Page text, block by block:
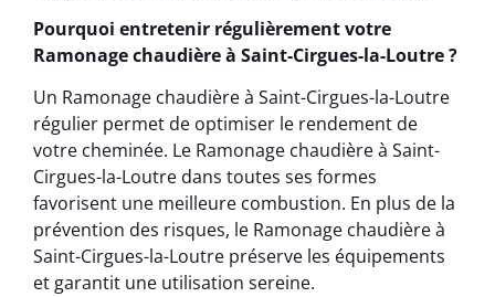
Pourquoi entretenir régulièrement votre
Ramonage chaudière à Saint-Cirgues-la-Loutre ?
Un Ramonage chaudière à Saint-Cirgues-la-Loutre
régulier permet de optimiser le rendement de
votre cheminée. Le Ramonage chaudière à Saint-
Cirgues-la-Loutre dans toutes ses formes
favorisent une meilleure combustion. En plus de la
prévention des risques, le Ramonage chaudière à
Saint-Cirgues-la-Loutre préserve les équipements
et garantit une utilisation sereine.